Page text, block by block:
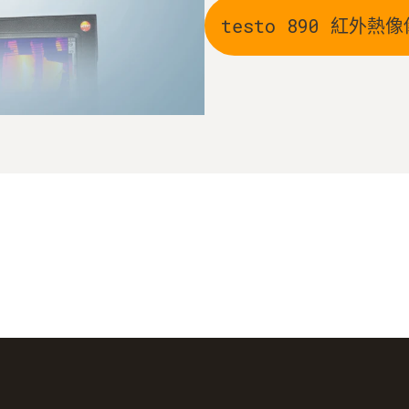
testo 890 紅外熱像